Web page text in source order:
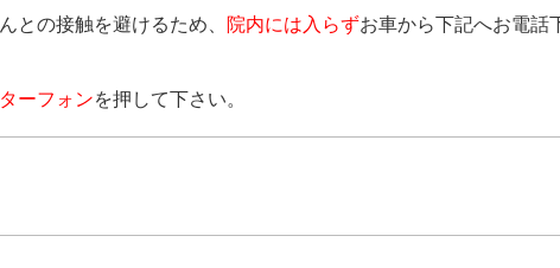
との接触を避けるため、
院内には入らずお車から下記へお電話
ーフォンを押して下さい。